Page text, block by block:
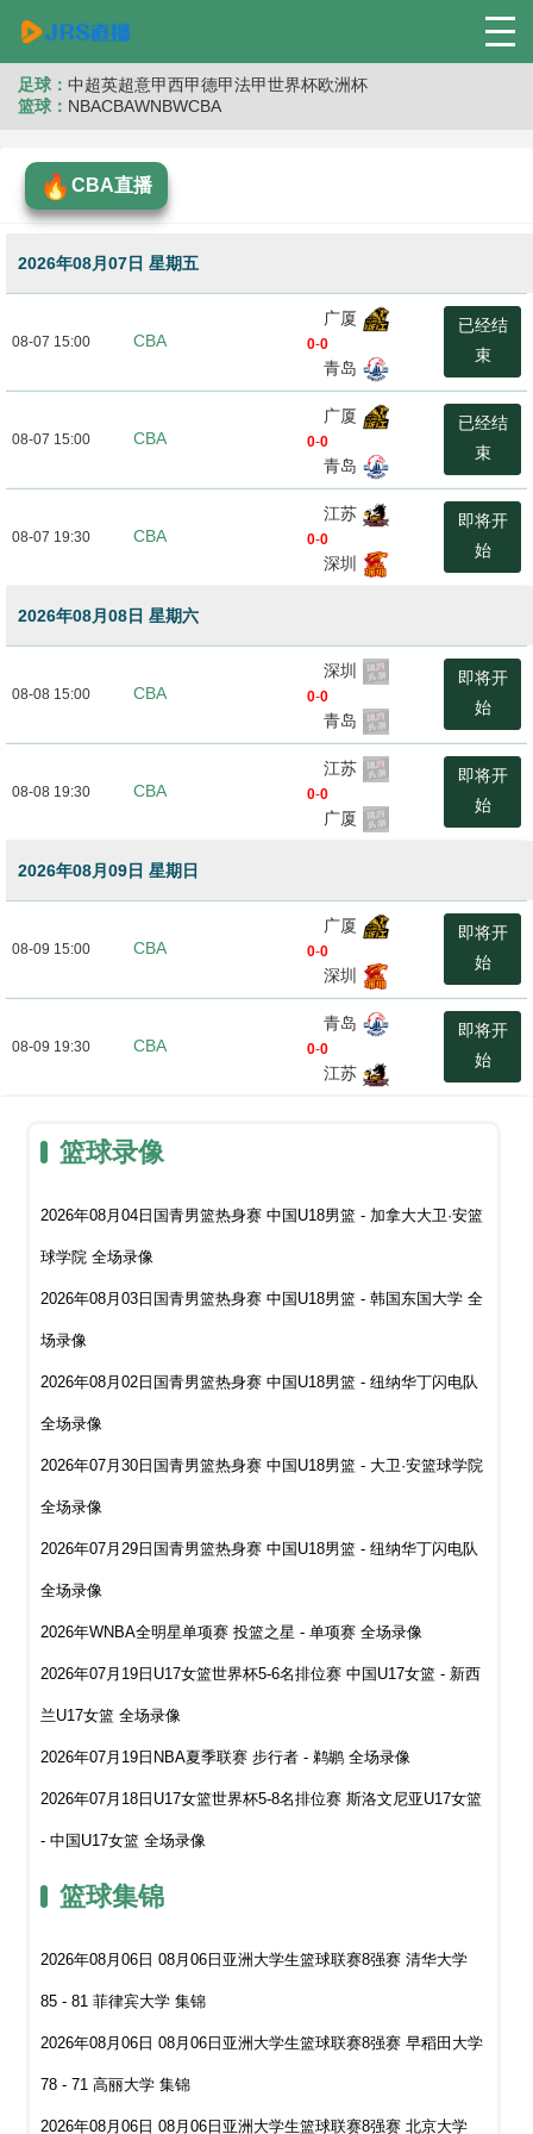
足球： 中超英超意甲西甲德甲法甲世界杯欧洲杯
篮球： NBACBAWNBWCBA
CBA直播
2026年08月07日 星期五
08-07 15:00 CBA
广厦
0-0
青岛
已经结
束
08-07 15:00 CBA
广厦
0-0
青岛
已经结
束
08-07 19:30 CBA
江苏
0-0
深圳
即将开
始
2026年08月08日 星期六
08-08 15:00 CBA
深圳
0-0
青岛
即将开
始
08-08 19:30 CBA
江苏
0-0
广厦
即将开
始
2026年08月09日 星期日
08-09 15:00 CBA
广厦
0-0
深圳
即将开
始
08-09 19:30 CBA
青岛
0-0
江苏
即将开
始
篮球录像
2026年08月04日国青男篮热身赛 中国U18男篮 - 加拿大大卫·安篮
球学院 全场录像
2026年08月03日国青男篮热身赛 中国U18男篮 - 韩国东国大学 全
场录像
2026年08月02日国青男篮热身赛 中国U18男篮 - 纽纳华丁闪电队
全场录像
2026年07月30日国青男篮热身赛 中国U18男篮 - 大卫·安篮球学院
全场录像
2026年07月29日国青男篮热身赛 中国U18男篮 - 纽纳华丁闪电队
全场录像
2026年WNBA全明星单项赛 投篮之星 - 单项赛 全场录像
2026年07月19日U17女篮世界杯5-6名排位赛 中国U17女篮 - 新西
兰U17女篮 全场录像
2026年07月19日NBA夏季联赛 步行者 - 鹈鹕 全场录像
2026年07月18日U17女篮世界杯5-8名排位赛 斯洛文尼亚U17女篮
- 中国U17女篮 全场录像
篮球集锦
2026年08月06日 08月06日亚洲大学生篮球联赛8强赛 清华大学
85 - 81 菲律宾大学 集锦
2026年08月06日 08月06日亚洲大学生篮球联赛8强赛 早稻田大学
78 - 71 高丽大学 集锦
2026年08月06日 08月06日亚洲大学生篮球联赛8强赛 北京大学